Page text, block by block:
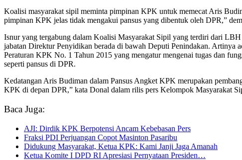
Koalisi masyarakat sipil meminta pimpinan KPK untuk memecat Aris
pimpinan KPK jelas tidak mengakui pansus yang dibentuk oleh DPR,”
Isnur yang tergabung dalam Koalisi Masyarakat Sipil yang terdiri dari
jabatan Direktur Penyidikan berada di bawah Deputi Penindakan.
Peraturan KPK No. 1 Tahun 2015 yang mengatur mengenai tugas dan
seperti pansus di DPR.
Kedatangan Aris Budiman dalam Pansus Angket KPK merupakan
KPK di depan DPR,” kata Donal dalam rilis pers Kelompok Masyarakat
Baca Juga:
AJI: Dirdik KPK Berpotensi Ancam Kebebasan Pers
Fraksi PDI Perjuangan Copot Masinton Pasaribu
Didukung Masyarakat, Ketua KPK: Kami Janji Jaga Amanah
Ketua Komite I DPD RI Apresiasi Pernyataan Presiden…